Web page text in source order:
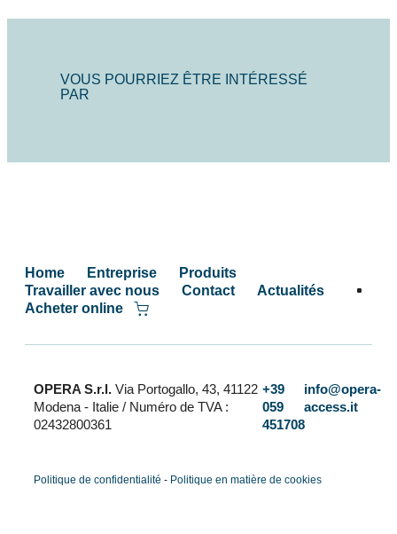
VOUS POURRIEZ ÊTRE INTÉRESSÉ
PAR
Home Entreprise
Produits
Travailler avec nous
Contact
Actualités
Acheter online
OPERA S.r.l. Via Portogallo, 43, 41122
Modena - Italie / Numéro de TVA :
02432800361
+39
059
451708
info@opera-
access.it
Politique de confidentialité - Politique en matière de cookies